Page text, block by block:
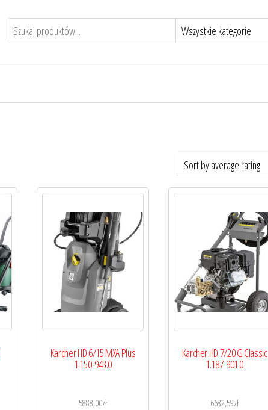
Karcher HD 6/15 MXA Plus
1.150-943.0
5888,00zł
Karcher HD 7/20 G Classic
1.187-901.0
6682,59zł